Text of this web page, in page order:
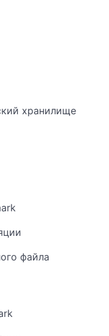
хранилище
файла